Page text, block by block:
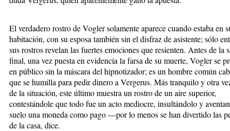
El verdadero rostro de Vogler solamente aparece cuando estaba en
habitación, con su esposa también sin el disfraz de asistente; sólo
sus rostros revelan las fuertes emociones que resienten. Antes de la
final, una vez puesta en evidencia la farsa de su muerte, Vogler se
en público sin la máscara del hipnotizador; es un hombre común
que se humilla para pedir dinero a Vergerus. Más tranquilo y otra
de la situación, este último muestra un rostro de un aire superior,
contestándole que todo fue un acto mediocre, insultándolo y
suelo una moneda como pago —por lo menos se han divertido las
de la casa, dice.